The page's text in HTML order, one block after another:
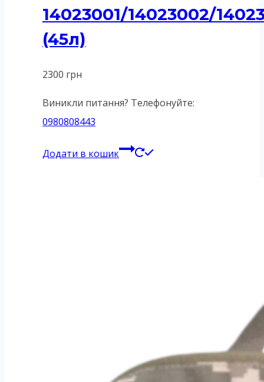
14023001/14023002/
(45л)
2300 грн
Виникли питання? Телефонуйте:
0980808443
Додати в кошик